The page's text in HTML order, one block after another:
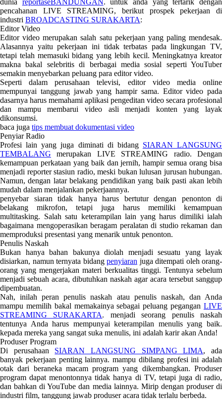
dunia reportaseBANDUNGAN. untuk anda yang tertarik dengan
pencahanan LIVE STREAMING, berikut prospek pekerjaan di
industri BROADCASTING SURAKARTA:
Editor Video
Editor video merupakan salah satu pekerjaan yang paling mendesak.
Alasannya yaitu pekerjaan ini tidak terbatas pada lingkungan TV,
tetapi telah memasuki bidang yang lebih kecil. Meningkatnya kreator
makna bakal selebritis di berbagai media sosial seperti YouTuber
semakin menyebarkan peluang para editor video.
Seperti dalam perusahaan televisi, editor video media online
mempunyai tanggung jawab yang hampir sama. Editor video pada
dasarnya harus memahami aplikasi pengeditan video secara profesional
dan mampu membarui video asli menjadi konten yang layak
dikonsumsi.
baca juga tips membuat dokumentasi video
Penyiar Radio
Profesi lain yang juga diminati di bidang SIARAN LANGSUNG
TEMBALANG merupakan LIVE STREAMING radio. Dengan
kemampuan perkataan yang baik dan jernih, hampir semua orang bisa
menjadi reporter stasiun radio, meski bukan lulusan jurusan hubungan.
Namun, dengan latar belakang pendidikan yang baik pasti akan lebih
mudah dalam menjalankan pekerjaannya.
penyebar siaran tidak hanya harus bertutur dengan penonton di
belakang mikrofon, tetapi juga harus memiliki kemampuan
multitasking. Salah satu keterampilan lain yang harus dimiliki ialah
bagaimana mengoperasikan beragam peralatan di studio rekaman dan
memproduksi presentasi yang menarik untuk penonton.
Penulis Naskah
Bukan hanya bahan bakunya diolah menjadi sesuatu yang layak
disiarkan, namun ternyata bidang penyiaran juga ditempati oleh orang-
orang yang mengerjakan materi berkualitas tinggi. Tentunya sebelum
menjadi sebuah acara, dibutuhkan naskah agar acara tersebut sanggup
dipembuatan.
Nah, inilah peran penulis naskah atau penulis naskah, dan Anda
mampu memilih bakal memakainya sebagai peluang pegangan LIVE
STREAMING SURAKARTA. menjadi seorang penulis naskah
tentunya Anda harus mempunyai keterampilan menulis yang baik.
kepada mereka yang sangat suka menulis, ini adalah karir akan Anda!
Produser Program
Di perusahaan SIARAN LANGSUNG SIMPANG LIMA, ada
banyak pekerjaan penting lainnya. mampu dibilang profesi ini adalah
otak dari beraneka macam program yang dikembangkan. Produser
program dapat menontonnya tidak hanya di TV, tetapi juga di radio,
dan bahkan di YouTube dan media lainnya. Mirip dengan produser di
industri film, tanggung jawab produser acara tidak terlalu berbeda.